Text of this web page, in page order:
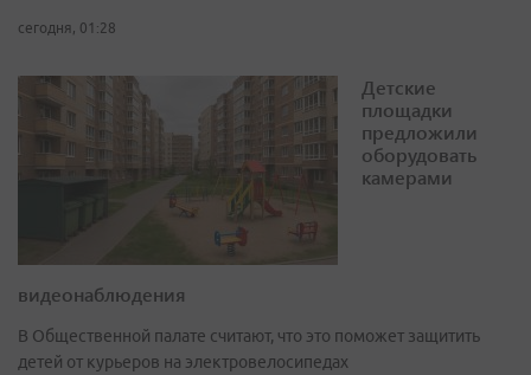
сегодня, 01:28
Детские
площадки
предложили
оборудовать
камерами
видеонаблюдения
В Общественной палате считают, что это поможет защитить
детей от курьеров на электровелосипедах